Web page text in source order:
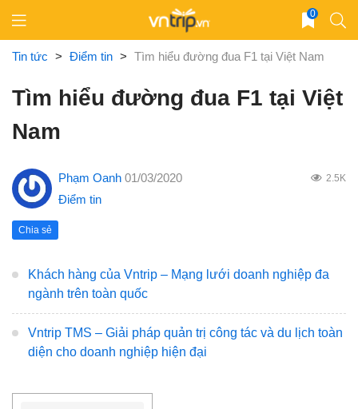
content
0
Tin tức > Điểm tin > Tìm hiểu đường đua F1 tại Việt Nam
Tìm hiểu đường đua F1 tại Việt
Nam
Phạm Oanh 01/03/2020 2.5K
Điểm tin
Chia sẻ
Khách hàng của Vntrip – Mạng lưới doanh nghiệp đa
ngành trên toàn quốc
Vntrip TMS – Giải pháp quản trị công tác và du lịch toàn
diện cho doanh nghiệp hiện đại